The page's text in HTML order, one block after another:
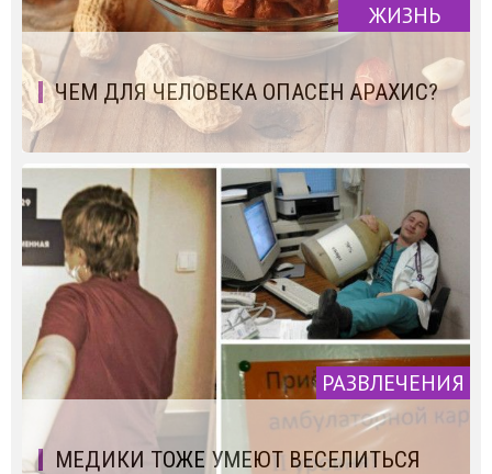
ЖИЗНЬ
ЧЕМ ДЛЯ ЧЕЛОВЕКА ОПАСЕН АРАХИС?
РАЗВЛЕЧЕНИЯ
МЕДИКИ ТОЖЕ УМЕЮТ ВЕСЕЛИТЬСЯ